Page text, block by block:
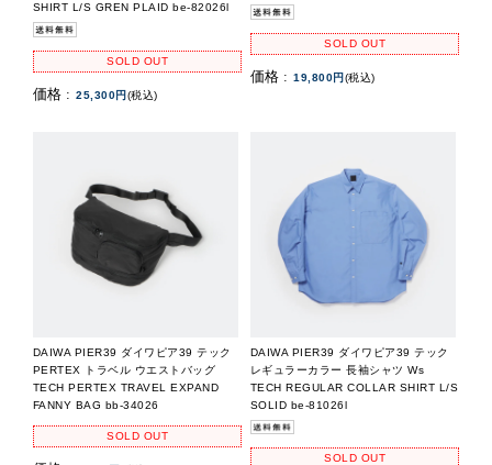
SHIRT L/S GREN PLAID be-82026l
SOLD OUT
価格 : 25,300円(税込)
SOLD OUT
価格 : 19,800円(税込)
DAIWA PIER39 ダイワピア39 テック
PERTEX トラベル ウエストバッグ
TECH PERTEX TRAVEL EXPAND
FANNY BAG bb-34026
SOLD OUT
DAIWA PIER39 ダイワピア39 テック
レギュラーカラー 長袖シャツ Ws
TECH REGULAR COLLAR SHIRT L/S
SOLID be-81026l
SOLD OUT